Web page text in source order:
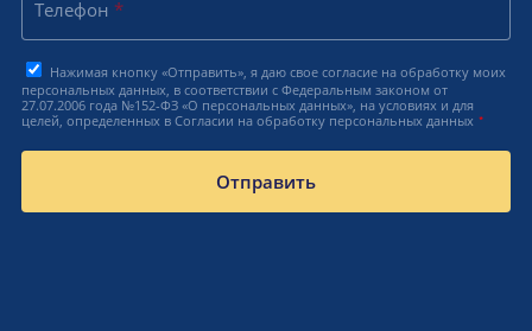
Телефон *
Нажимая кнопку «Отправить», я даю свое согласие на обработку моих
персональных данных, в соответствии с Федеральным законом от
27.07.2006 года №152-ФЗ «О персональных данных», на условиях и для
целей, определенных в Согласии на обработку персональных данных *
Отправить